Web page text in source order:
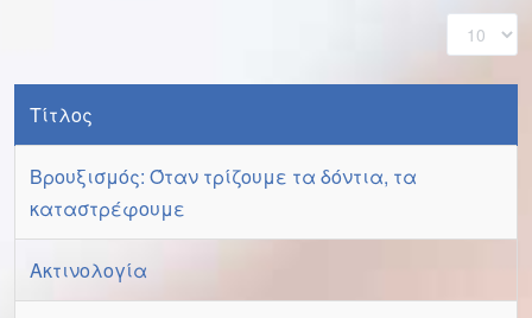
#
Τίτλος
Βρουξισμός: Όταν τρίζουμε τα δόντια, τα
καταστρέφουμε
Ακτινολογία